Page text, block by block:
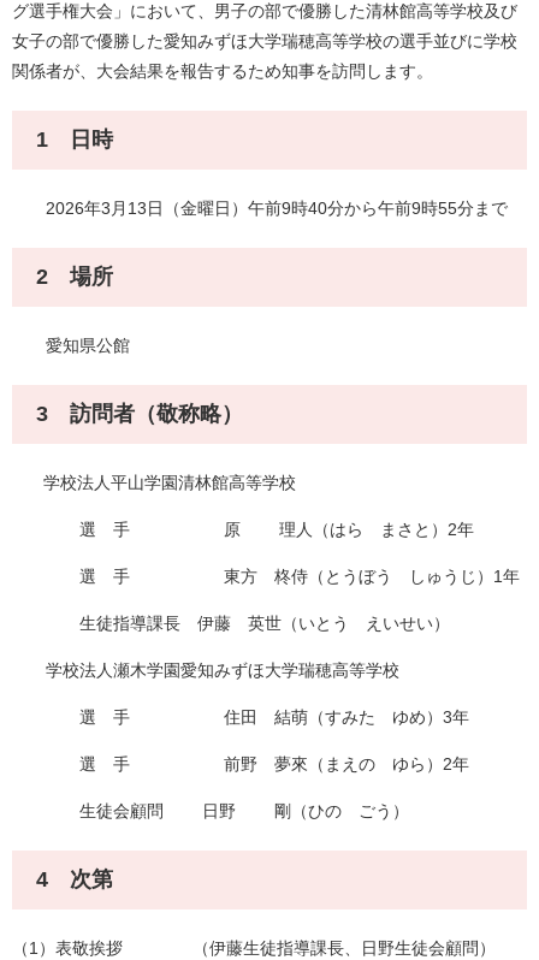
グ選手権大会」において、男子の部で優勝した清林館高等学校及び
女子の部で優勝した愛知みずほ大学瑞穂高等学校の選手並びに学校
関係者が、大会結果を報告するため知事を訪問します。
1 日時
2026年3月13日（金曜日）午前9時40分から午前9時55分まで
2 場所
​愛知県公館
3 訪問者（敬称略）
学校法人平山学園清林館高等学校
選 手 原 理人（はら まさと）2年
選 手 東方 柊侍（とうぼう しゅうじ）1年
生徒指導課長 伊藤 英世（いとう えいせい）
学校法人瀬木学園愛知みずほ大学瑞穂高等学校
選 手 住田 結萌（すみた ゆめ）3年
選 手 前野 夢來（まえの ゆら）2年
生徒会顧問 日野 剛（ひの ごう）
4 次第
（1）表敬挨拶 （伊藤生徒指導課長、日野生徒会顧問）